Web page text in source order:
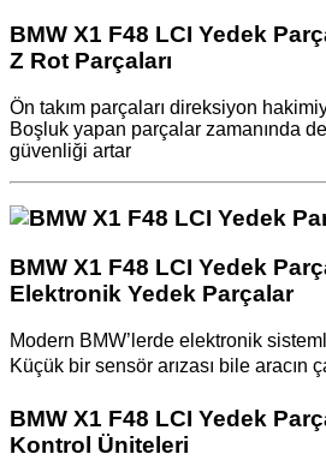
BMW X1 F48 LCI Yedek
Z Rot Parçaları
Ön takım parçaları direksiyon
Boşluk yapan parçalar zamanında
güvenliği artar
BMW X1 F48 LCI Yedek
Elektronik Yedek Parçalar
Modern BMW’lerde elektronik
Küçük bir sensör arızası bile aracın
BMW X1 F48 LCI Yedek
Kontrol Üniteleri